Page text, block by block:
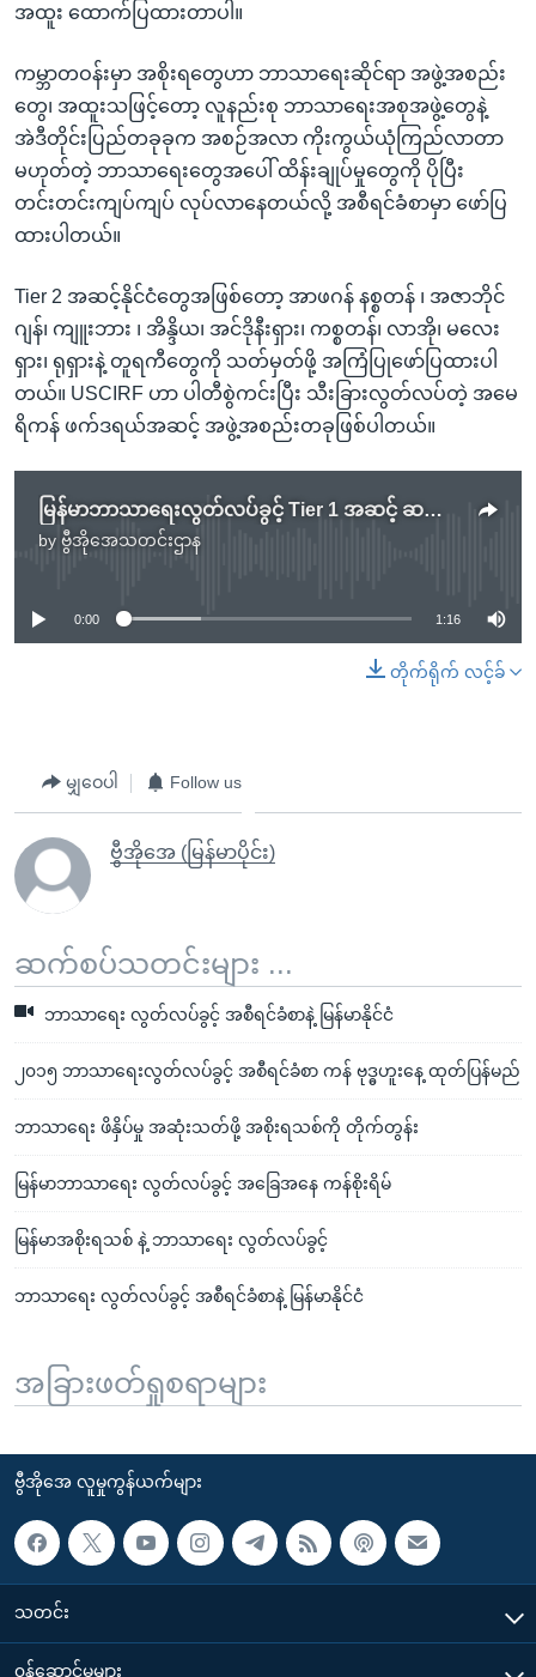
အထူး ထောက်ပြထားတာပါ။
ကမ္ဘာတဝန်းမှာ အစိုးရတွေဟာ ဘာသာရေးဆိုင်ရာ အဖွဲ့အစည်း
တွေ၊ အထူးသဖြင့်တော့ လူနည်းစု ဘာသာရေးအစုအဖွဲ့တွေနဲ့
အဲဒီတိုင်းပြည်တခုခုက အစဉ်အလာ ကိုးကွယ်ယုံကြည်လာတာ
မဟုတ်တဲ့ ဘာသာရေးတွေအပေါ် ထိန်းချုပ်မှုတွေကို ပိုပြီး
တင်းတင်းကျပ်ကျပ် လုပ်လာနေတယ်လို့ အစီရင်ခံစာမှာ ဖော်ပြ
ထားပါတယ်။
Tier 2 အဆင့်နိုင်ငံတွေအဖြစ်တော့ အာဖဂန် နစ္စတန် ၊ အဇာဘိုင်
ဂျန်၊ ကျူးဘား ၊ အိန္ဒိယ၊ အင်ဒိုနီးရှား၊ ကစ္စတန်၊ လာအို၊ မလေး
ရှား၊ ရုရှားနဲ့ တူရကီတွေကို သတ်မှတ်ဖို့ အကြံပြုဖော်ပြထားပါ
တယ်။ USCIRF ဟာ ပါတီစွဲကင်းပြီး သီးခြားလွတ်လပ်တဲ့ အမေ
ရိကန် ဖက်ဒရယ်အဆင့် အဖွဲ့အစည်းတခုဖြစ်ပါတယ်။
မြန်မာဘာသာရေးလွတ်လပ်ခွင့် Tier 1 အဆင့် ဆက်ထားဖို့ USCIRF အစီရင်ခံစာမှာ ဖော်ပြ
by ဗွီအိုအေသတင်းဌာန
No media source currently available
0:00 1:16
တိုက်ရိုက် လင့်ခ်
မျှဝေပါ Follow us
ဗွီအိုအေ (မြန်မာပိုင်း)
ဆက်စပ်သတင်းများ ...
ဘာသာရေး လွတ်လပ်ခွင့် အစီရင်ခံစာနဲ့ မြန်မာနိုင်ငံ
၂၀၁၅ ဘာသာရေးလွတ်လပ်ခွင့် အစီရင်ခံစာ ကန် ဗုဒ္ဓဟူးနေ့ ထုတ်ပြန်မည်
ဘာသာရေး ဖိနှိပ်မှု အဆုံးသတ်ဖို့ အစိုးရသစ်ကို တိုက်တွန်း
မြန်မာဘာသာရေး လွတ်လပ်ခွင့် အခြေအနေ ကန်စိုးရိမ်
မြန်မာအစိုးရသစ် နဲ့ ဘာသာရေး လွတ်လပ်ခွင့်
ဘာသာရေး လွတ်လပ်ခွင့် အစီရင်ခံစာနဲ့ မြန်မာနိုင်ငံ
အခြားဖတ်ရှုစရာများ
ဗွီအိုအေ လူမှုကွန်ယက်များ
သတင်း
၀န်ဆောင်မှုများ